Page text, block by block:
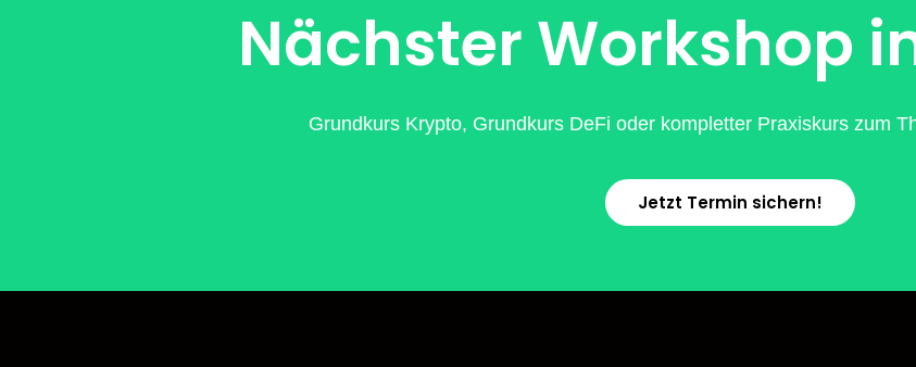
Nächster Workshop
Grundkurs Krypto, Grundkurs DeFi oder kompletter Praxiskurs zum
Jetzt Termin sichern!